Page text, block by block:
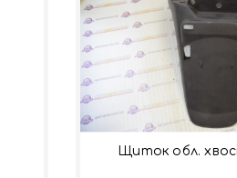
Щиток обл.